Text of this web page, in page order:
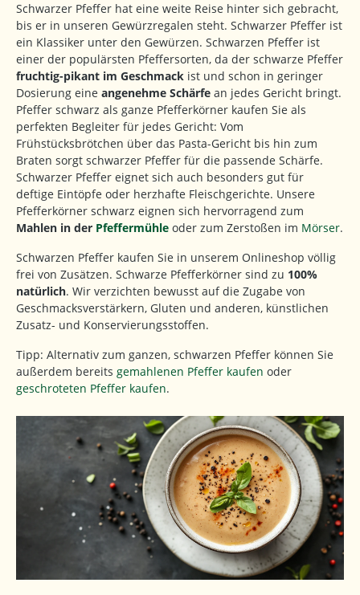
Schwarzer Pfeffer hat eine weite Reise hinter sich gebracht,
bis er in unseren Gewürzregalen steht. Schwarzer Pfeffer ist
ein Klassiker unter den Gewürzen. Schwarzen Pfeffer ist
einer der populärsten Pfeffersorten, da der schwarze Pfeffer
fruchtig-pikant im Geschmack ist und schon in geringer
Dosierung eine angenehme Schärfe an jedes Gericht bringt.
Pfeffer schwarz als ganze Pfefferkörner kaufen Sie als
perfekten Begleiter für jedes Gericht: Vom
Frühstücksbrötchen über das Pasta-Gericht bis hin zum
Braten sorgt schwarzer Pfeffer für die passende Schärfe.
Schwarzer Pfeffer eignet sich auch besonders gut für
deftige Eintöpfe oder herzhafte Fleischgerichte. Unsere
Pfefferkörner schwarz eignen sich hervorragend zum
Mahlen in der Pfeffermühle oder zum Zerstoßen im Mörser.
Schwarzen Pfeffer kaufen Sie in unserem Onlineshop völlig
frei von Zusätzen. Schwarze Pfefferkörner sind zu 100%
natürlich. Wir verzichten bewusst auf die Zugabe von
Geschmacksverstärkern, Gluten und anderen, künstlichen
Zusatz- und Konservierungsstoffen.
Tipp: Alternativ zum ganzen, schwarzen Pfeffer können Sie
außerdem bereits gemahlenen Pfeffer kaufen oder
geschroteten Pfeffer kaufen.